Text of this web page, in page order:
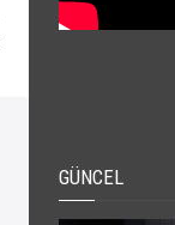
GÜNCEL